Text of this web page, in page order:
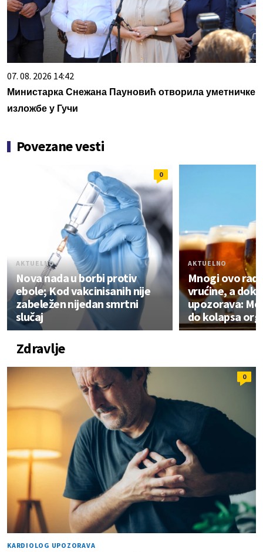
07. 08. 2026 14:42
Министарка Снежана Пауновић отворила уметничке
изложбе у Гучи
Povezane vesti
0
AKTUELNO
Nova nada u borbi protiv
ebole; Kod vakcinisanih nije
zabeležen nijedan smrtni
slučaj
AKTUELNO
Mnogi ovo
vrućine, a
upozorava:
do kolapsa
Zdravlje
0
KARDIOLOG UPOZORAVA